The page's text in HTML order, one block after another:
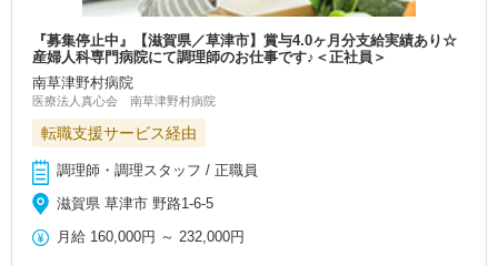
『募集停止中』【滋賀県／草津市】賞与4.0ヶ月分支給実績あり☆
産婦人科専門病院にて調理師のお仕事です♪＜正社員＞
南草津野村病院
医療法人真心会 南草津野村病院
転職支援サービス経由
調理師・調理スタッフ / 正職員
滋賀県 草津市 野路1-6-5
月給 160,000円 ～232,000円